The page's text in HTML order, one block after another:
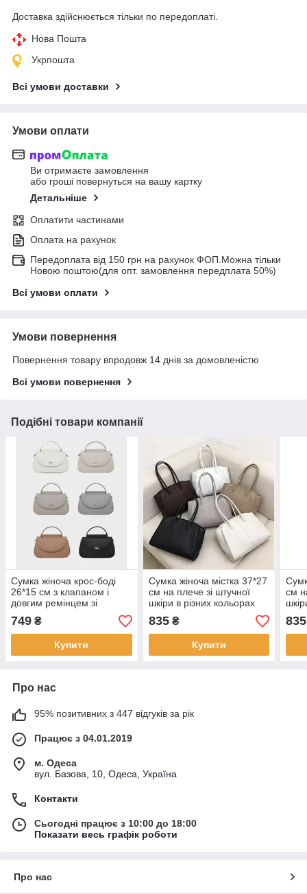
Доставка здійснюється тільки по передоплаті.
Нова Пошта
Укрпошта
Всі умови доставки
Умови оплати
Ви отримаєте замовлення
або гроші повернуться на вашу картку
Детальніше
Оплатити частинами
Оплата на рахунок
Передоплата від 150 грн на рахунок ФОП.Можна тільки
Новою поштою(для опт. замовлення передплата 50%)
Всі умови оплати
Умови повернення
Повернення товару впродовж 14 днів за домовленістю
Всі умови повернення
Подібні товари компанії
Сумка жіноча крос-боді
26*15 см з клапаном і
довгим ремінцем зі
кольорах VTTV
749 ₴
Купити
Сумка жіноча містка 37*27
см на плече зі штучної
шкіри в різних кольорах
835₴
Купити
см
835
Про нас
95% позитивних з 447 відгуків за рік
Працює з 04.01.2019
м. Одеса
вул. Базова, 10, Одеса, Україна
Контакти
Сьогодні працює з 10:00 до 18:00
Показати весь графік роботи
Про нас